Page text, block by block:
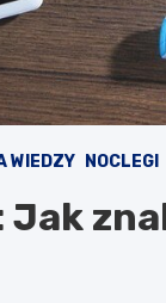
WIEDZY NOCLEGI
Jak